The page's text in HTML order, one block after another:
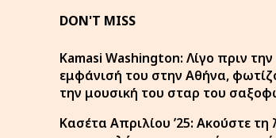
DON'T MISS
Kamasi Washington: Λίγο πριν την
εμφάνισή του στην Αθήνα,
την μουσική του σταρ του
Κασέτα Απριλίου ’25: Ακούστε τη